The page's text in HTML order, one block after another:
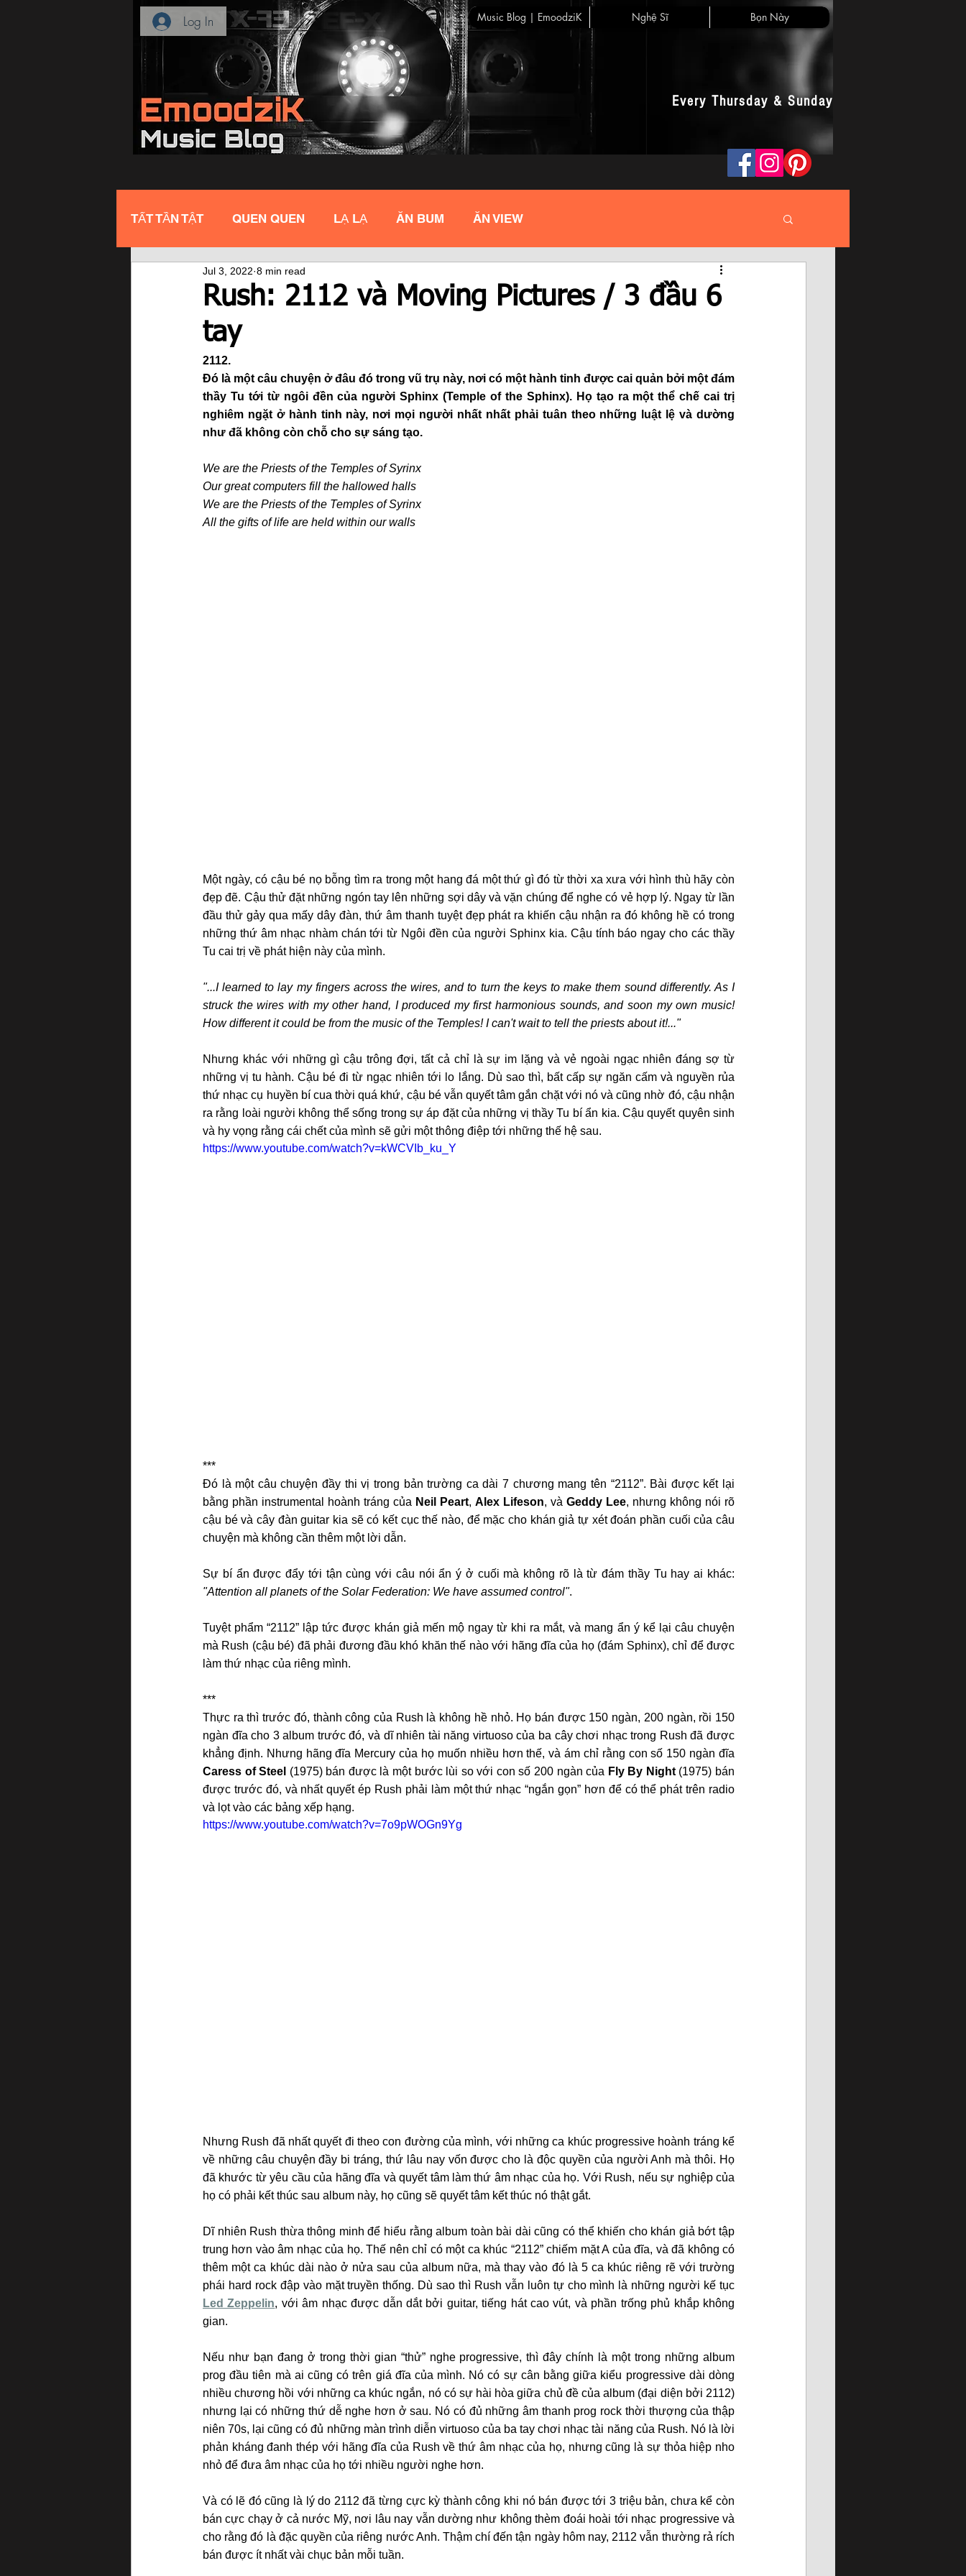
Music Blog | EmoodziK Nghệ Sĩ Bọn Này
Log In
Every Thursday & Sunday
TẤT TẦN TẬT QUEN QUEN LẠ LẠ ĂN BUM ĂN VIEW
Rush: 2112 và Moving Pictures / 3 đầu 6
tay
Jul 3, 2022 8 min read
2112.
Đó là một câu chuyện ở đâu đó trong vũ trụ này, nơi có một hành tinh được cai quản bởi một đám
thầy Tu tới từ ngôi đền của người Sphinx (Temple of the Sphinx). Họ tạo ra một thể chế cai trị
nghiêm ngặt ở hành tinh này, nơi mọi người nhất nhất phải tuân theo những luật lệ và dường
như đã không còn chỗ cho sự sáng tạo.
We are the Priests of the Temples of Syrinx
Our great computers fill the hallowed halls
We are the Priests of the Temples of Syrinx
All the gifts of life are held within our walls
Một ngày, có cậu bé nọ bỗng tìm ra trong một hang đá một thứ gì đó từ thời xa xưa với hình thù hãy còn
đẹp đẽ. Cậu thử đặt những ngón tay lên những sợi dây và vặn chúng để nghe có vẻ hợp lý. Ngay từ lần
đầu thử gảy qua mấy dây đàn, thứ âm thanh tuyệt đẹp phát ra khiến cậu nhận ra đó không hề có trong
những thứ âm nhạc nhàm chán tới từ Ngôi đền của người Sphinx kia. Cậu tính báo ngay cho các thầy
Tu cai trị về phát hiện này của mình.
"...I learned to lay my fingers across the wires, and to turn the keys to make them sound differently. As I
struck the wires with my other hand, I produced my first harmonious sounds, and soon my own music!
How different it could be from the music of the Temples! I can't wait to tell the priests about it!..."
Nhưng khác với những gì cậu trông đợi, tất cả chỉ là sự im lặng và vẻ ngoài ngạc nhiên đáng sợ từ
những vị tu hành. Cậu bé đi từ ngạc nhiên tới lo lắng. Dù sao thì, bất cấp sự ngăn cấm và nguyền rủa
thứ nhạc cụ huyền bí cua thời quá khứ, cậu bé vẫn quyết tâm gắn chặt với nó và cũng nhờ đó, cậu nhận
ra rằng loài người không thể sống trong sự áp đặt của những vị thầy Tu bí ẩn kia. Cậu quyết quyên sinh
và hy vọng rằng cái chết của mình sẽ gửi một thông điệp tới những thế hệ sau.
https://www.youtube.com/watch?v=kWCVIb_ku_Y
***
Đó là một câu chuyện đầy thi vị trong bản trường ca dài 7 chương mang tên “2112”. Bài được kết lại
bằng phần instrumental hoành tráng của Neil Peart, Alex Lifeson, và Geddy Lee, nhưng không nói rõ
cậu bé và cây đàn guitar kia sẽ có kết cục thế nào, để mặc cho khán giả tự xét đoán phần cuối của câu
chuyện mà không cần thêm một lời dẫn.
"Attention all planets of the Solar Federation: We have assumed control".
Tuyệt phẩm “2112” lập tức được khán giả mến mộ ngay từ khi ra mắt, và mang ẩn ý kể lại câu chuyện
mà Rush (cậu bé) đã phải đương đầu khó khăn thế nào với hãng đĩa của họ (đám Sphinx), chỉ để được
làm thứ nhạc của riêng mình.
***
Thực ra thì trước đó, thành công của Rush là không hề nhỏ. Họ bán được 150 ngàn, 200 ngàn, rồi 150
ngàn đĩa cho 3 album trước đó, và dĩ nhiên tài năng virtuoso của ba cây chơi nhạc trong Rush đã được
Caress of Steel (1975) bán được là một bước lùi so với con số 200 ngàn của Fly By Night (1975) bán
được trước đó, và nhất quyết ép Rush phải làm một thứ nhạc “ngắn gọn” hơn để có thể phát trên radio
và lọt vào các bảng xếp hạng.
https://www.youtube.com/watch?v=7o9pWOGn9Yg
Nhưng Rush đã nhất quyết đi theo con đường của mình, với những ca khúc progressive hoành tráng kể
về những câu chuyện đầy bi tráng, thứ lâu nay vốn được cho là độc quyền của người Anh mà thôi. Họ
đã khước từ yêu cầu của hãng đĩa và quyết tâm làm thứ âm nhạc của họ. Với Rush, nếu sự nghiệp của
họ có phải kết thúc sau album này, họ cũng sẽ quyết tâm kết thúc nó thật gắt.
Dĩ nhiên Rush thừa thông minh để hiểu rằng album toàn bài dài cũng có thể khiến cho khán giả bớt tập
trung hơn vào âm nhạc của họ. Thế nên chỉ có một ca khúc “2112” chiếm mặt A của đĩa, và đã không có
thêm một ca khúc dài nào ở nửa sau của album nữa, mà thay vào đó là 5 ca khúc riêng rẽ với trường
Led Zeppelin, với âm nhạc được dẫn dắt bởi guitar, tiếng hát cao vút, và phần trống phủ khắp không
gian.
Nếu như bạn đang ở trong thời gian “thử” nghe progressive, thì đây chính là một trong những album
prog đầu tiên mà ai cũng có trên giá đĩa của mình. Nó có sự cân bằng giữa kiểu progressive dài dòng
nhiều chương hồi với những ca khúc ngắn, nó có sự hài hòa giữa chủ đề của album (đại diện bởi 2112)
nhưng lại có những thứ dễ nghe hơn ở sau. Nó có đủ những âm thanh prog rock thời thượng của thập
niên 70s, lại cũng có đủ những màn trình diễn virtuoso của ba tay chơi nhạc tài năng của Rush. Nó là lời
phản kháng đanh thép với hãng đĩa của Rush về thứ âm nhạc của họ, nhưng cũng là sự thỏa hiệp nho
nhỏ để đưa âm nhạc của họ tới nhiều người nghe hơn.
Và có lẽ đó cũng là lý do 2112 đã từng cực kỳ thành công khi nó bán được tới 3 triệu bản, chưa kể còn
bán cực chạy ở cả nước Mỹ, nơi lâu nay vẫn dường như không thèm đoái hoài tới nhạc progressive và
cho rằng đó là đặc quyền của riêng nước Anh. Thậm chí đến tận ngày hôm nay, 2112 vẫn thường rả rích
bán được ít nhất vài chục bản mỗi tuần.